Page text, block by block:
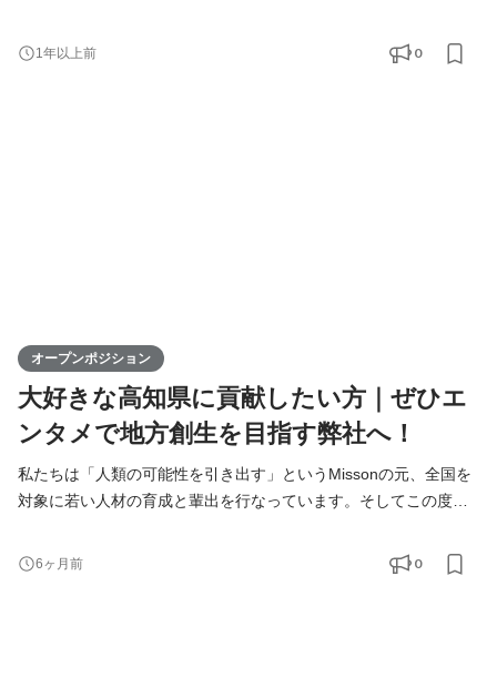
支社を通じて、地元企業との連携を図りながら地域の魅力を最大
限に活かし、地方から全国へと挑戦の輪を広げていきます。地方
1年以上前 0
オープンポジション
大好きな高知県に貢献したい方｜ぜひエ
ンタメで地方創生を目指す弊社へ！
私たちは「人類の可能性を引き出す」というMissonの元、全国を
対象に若い人材の育成と輩出を行なっています。そしてこの度、
支社を通じて、地元企業との連携を図りながら地域の魅力を最大
限に活かし、地方から全国へと挑戦の輪を広げていきます。地方
6ヶ月前 0